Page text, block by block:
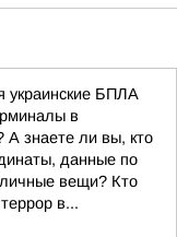
украинские БПЛА
в
А знаете ли вы, кто
данные по
вещи? Кто
в...